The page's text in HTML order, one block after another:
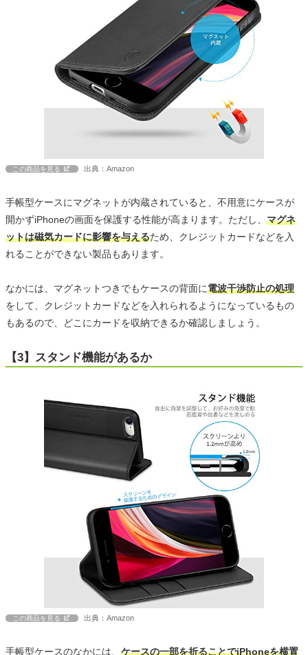
この商品を見る 出典：Amazon
手帳型ケースにマグネットが内蔵されていると、不用意にケースが
開かずiPhoneの画面を保護する性能が高まります。ただし、 マグネ
ットは磁気カードに影響を与えるため、クレジットカードなどを入
れることができない製品もあります。
なかには、マグネットつきでもケースの背面に電波干渉防止の処理
をして、クレジットカードなどを入れられるようになっているもの
もあるので、どこにカードを収納できるか確認しましょう。
【3】スタンド機能があるか
この商品を見る 出典：Amazon
手帳型ケースのなかには、 ケースの一部を折ることでiPhoneを横置